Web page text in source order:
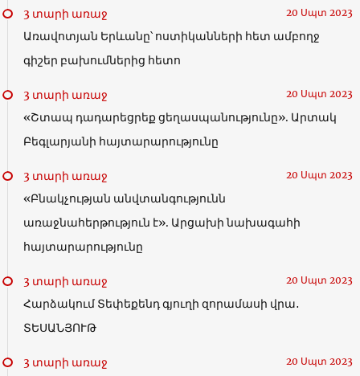
3 տարի առաջ 20 Սպտ 2023
Առավոտյան Երևանը՝ ոստիկանների հետ ամբողջ
գիշեր բախումներից հետո
3 տարի առաջ 20 Սպտ 2023
«Շտապ դադարեցրեք ցեղասպանությունը». Արտակ
Բեգլարյանի հայտարարությունը
3 տարի առաջ 20 Սպտ 2023
«Բնակչության անվտանգությունն
առաջնահերթություն է». Արցախի նախագահի
հայտարարությունը
3 տարի առաջ 20 Սպտ 2023
Հարձակում Տեփեքենդ գյուղի զորամասի վրա․
ՏԵՍԱՆՅՈՒԹ
3 տարի առաջ 20 Սպտ 2023